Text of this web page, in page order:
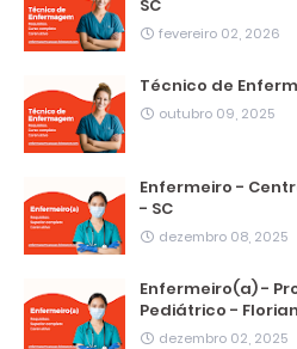
SC
fevereiro 02, 2026
Técnico de
outubro 09, 2025
Enfermeiro -
- SC
dezembro 08, 2025
Enfermeiro(a) -
Pediátrico -
dezembro 02, 2025